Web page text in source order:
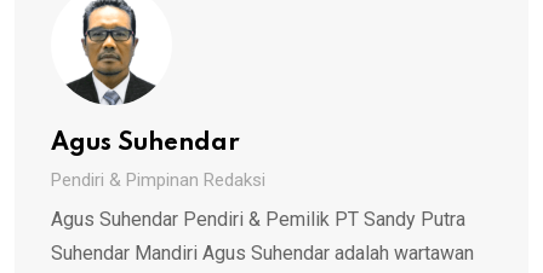
Agus Suhendar
Pendiri & Pimpinan Redaksi
Agus Suhendar Pendiri & Pemilik PT Sandy Putra
Suhendar Mandiri Agus Suhendar adalah wartawan